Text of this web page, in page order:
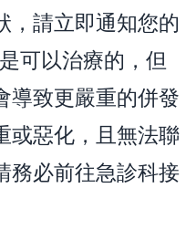
，請立即通知您的
可以治療的，但
導致更嚴重的併發
或惡化，且無法聯
務必前往急診科接